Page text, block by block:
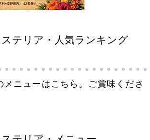
テリア・人気ランキング
メニューはこちら。ご賞味くださ